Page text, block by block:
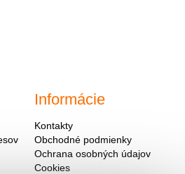
Informácie
Kontakty
Obchodné podmienky
Ochrana osobných údajov
Cookies